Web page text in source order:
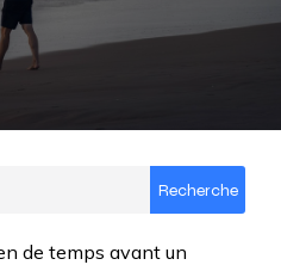
Recherche
de temps avant un